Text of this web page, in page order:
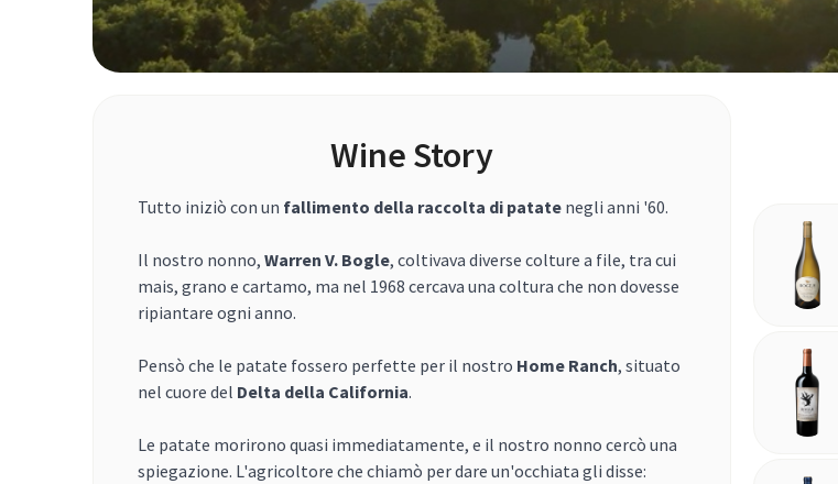
Wine Story
Tutto iniziò con un fallimento della raccolta di patate negli anni '60.
Il nostro nonno, Warren V. Bogle, coltivava diverse colture a file, tra cui
mais, grano e cartamo, ma nel 1968 cercava una coltura che non dovesse
ripiantare ogni anno.
Pensò che le patate fossero perfette per il nostro Home Ranch, situato
nel cuore del Delta della California.
Le patate morirono quasi immediatamente, e il nostro nonno cercò una
spiegazione. L'agricoltore che chiamò per dare un'occhiata gli disse: